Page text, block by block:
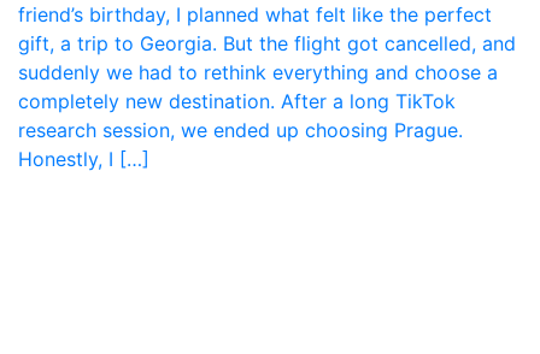
friend’s birthday, I planned what felt like the perfect
gift, a trip to Georgia. But the flight got cancelled, and
suddenly we had to rethink everything and choose a
completely new destination. After a long TikTok
research session, we ended up choosing Prague.
Honestly, I […]